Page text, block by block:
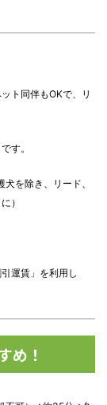
ト同伴もOKで、リ
す。
を除き、リード、
）
運賃」を利用し
め！